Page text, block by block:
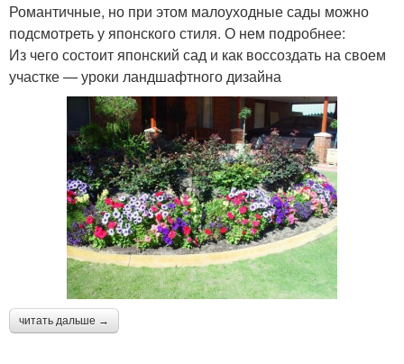
Романтичные, но при этом малоуходные сады можно
подсмотреть у японского стиля. О нем подробнее:
Из чего состоит японский сад и как воссоздать на своем
участке — уроки ландшафтного дизайна
читать дальше →